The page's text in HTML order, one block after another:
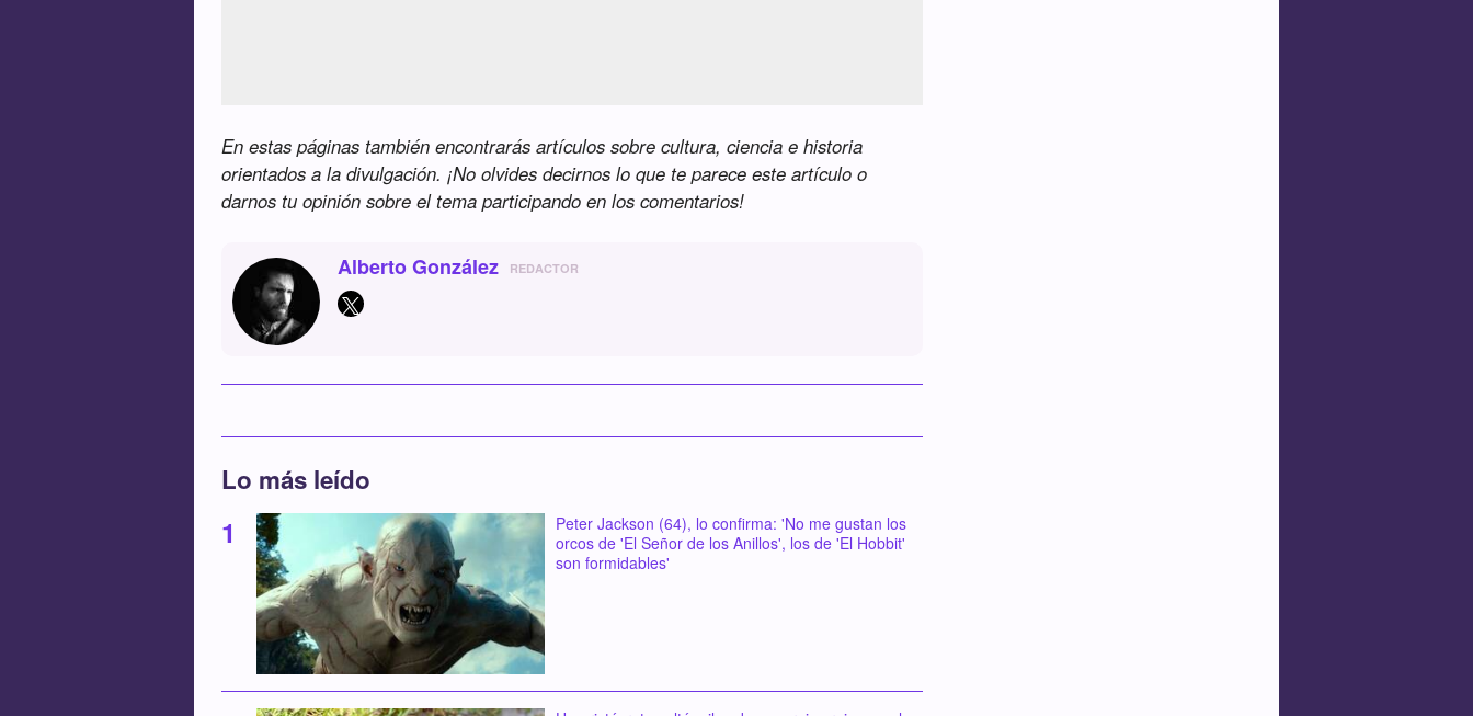
En estas páginas también encontrarás artículos sobre cultura, ciencia e historia
orientados a la divulgación. ¡No olvides decirnos lo que te parece este artículo o
darnos tu opinión sobre el tema participando en los comentarios!
Alberto González REDACTOR
Lo más leído
Peter Jackson (64), lo confirma: 'No me gustan los
orcos de 'El Señor de los Anillos', los de 'El Hobbit'
son formidables'